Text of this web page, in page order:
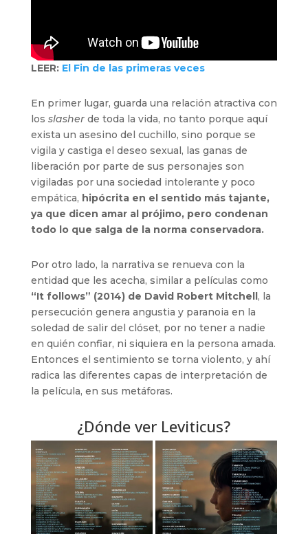
LEER: El Fin de las primeras veces
En primer lugar, guarda una relación atractiva con
los slasherde toda la vida, no tanto porque aquí
exista un asesino del cuchillo, sino porque se
vigila y castiga el deseo sexual, las ganas de
liberación por parte de sus personajes son
vigiladas por una sociedad intolerante y poco
empática, hipócrita en el sentido más tajante,
ya que dicen amar al prójimo, pero condenan
todo lo que salga de la norma conservadora.
Por otro lado, la narrativa se renueva con la
entidad que les acecha, similar a películas como
“It follows” (2014) de David Robert Mitchell, la
persecución genera angustia y paranoia en la
soledad de salir del clóset, por no tener a nadie
en quién confiar, ni siquiera en la persona amada.
Entonces el sentimiento se torna violento, y ahí
radica las diferentes capas de interpretación de
la película, en sus metáforas.
¿Dónde ver Leviticus?